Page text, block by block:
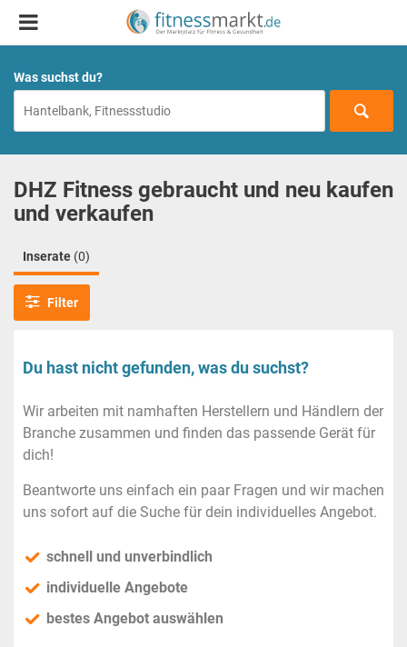
Was suchst du?
DHZ Fitness gebraucht und neu kaufen
und verkaufen
Inserate (0)
Filter
Du hast nicht gefunden, was du suchst?
Wir arbeiten mit namhaften Herstellern und Händlern der
Branche zusammen und finden das passende Gerät für
dich!
Beantworte uns einfach ein paar Fragen und wir machen
uns sofort auf die Suche für dein individuelles Angebot.
schnell und unverbindlich
individuelle Angebote
bestes Angebot auswählen